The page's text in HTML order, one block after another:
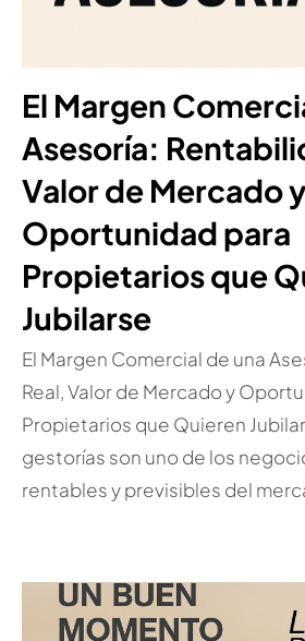
El Margen
Asesoría:
Valor de Mercado y
Oportunidad para
Propietarios que
Jubilarse
El Margen Comercial de una
Real, Valor de Mercado y
Propietarios que Quieren
gestorías son uno de los
rentables y previsibles del